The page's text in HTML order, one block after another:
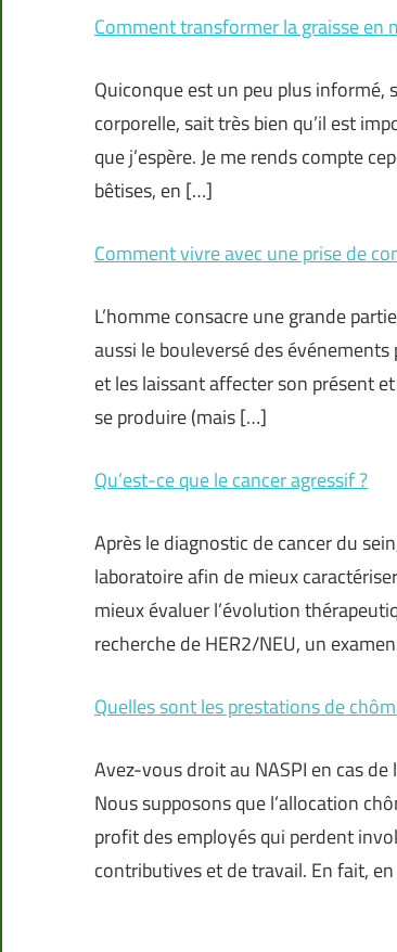
Comment transformer la graisse en
Quiconque est un peu plus
corporelle, sait très bien qu’il est
que j’espère. Je me rends compte
bêtises, en […]
Comment vivre avec une prise de
L’homme consacre une grande
aussi le bouleversé des
et les laissant affecter son présent
se produire (mais […]
Qu’est-ce que le cancer agressif ?
Après le diagnostic de cancer du
laboratoire afin de mieux
mieux évaluer l’évolution
recherche de HER2/NEU, un
Quelles sont les prestations de
Avez-vous droit au NASPI en cas
Nous supposons que l’allocation
profit des employés qui perdent
contributives et de travail. En fait,